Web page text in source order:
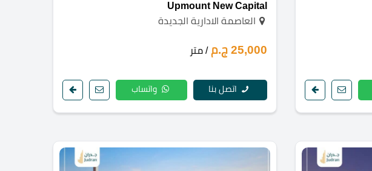
Upmount New Capital
العاصمة الادارية الجديدة
25,000 ج.م / متر
اتصل بنا واتساب